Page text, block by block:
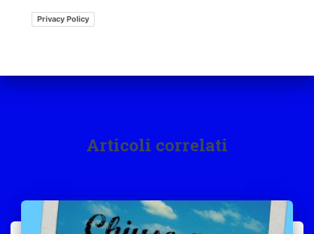
Privacy Policy
Articoli correlati